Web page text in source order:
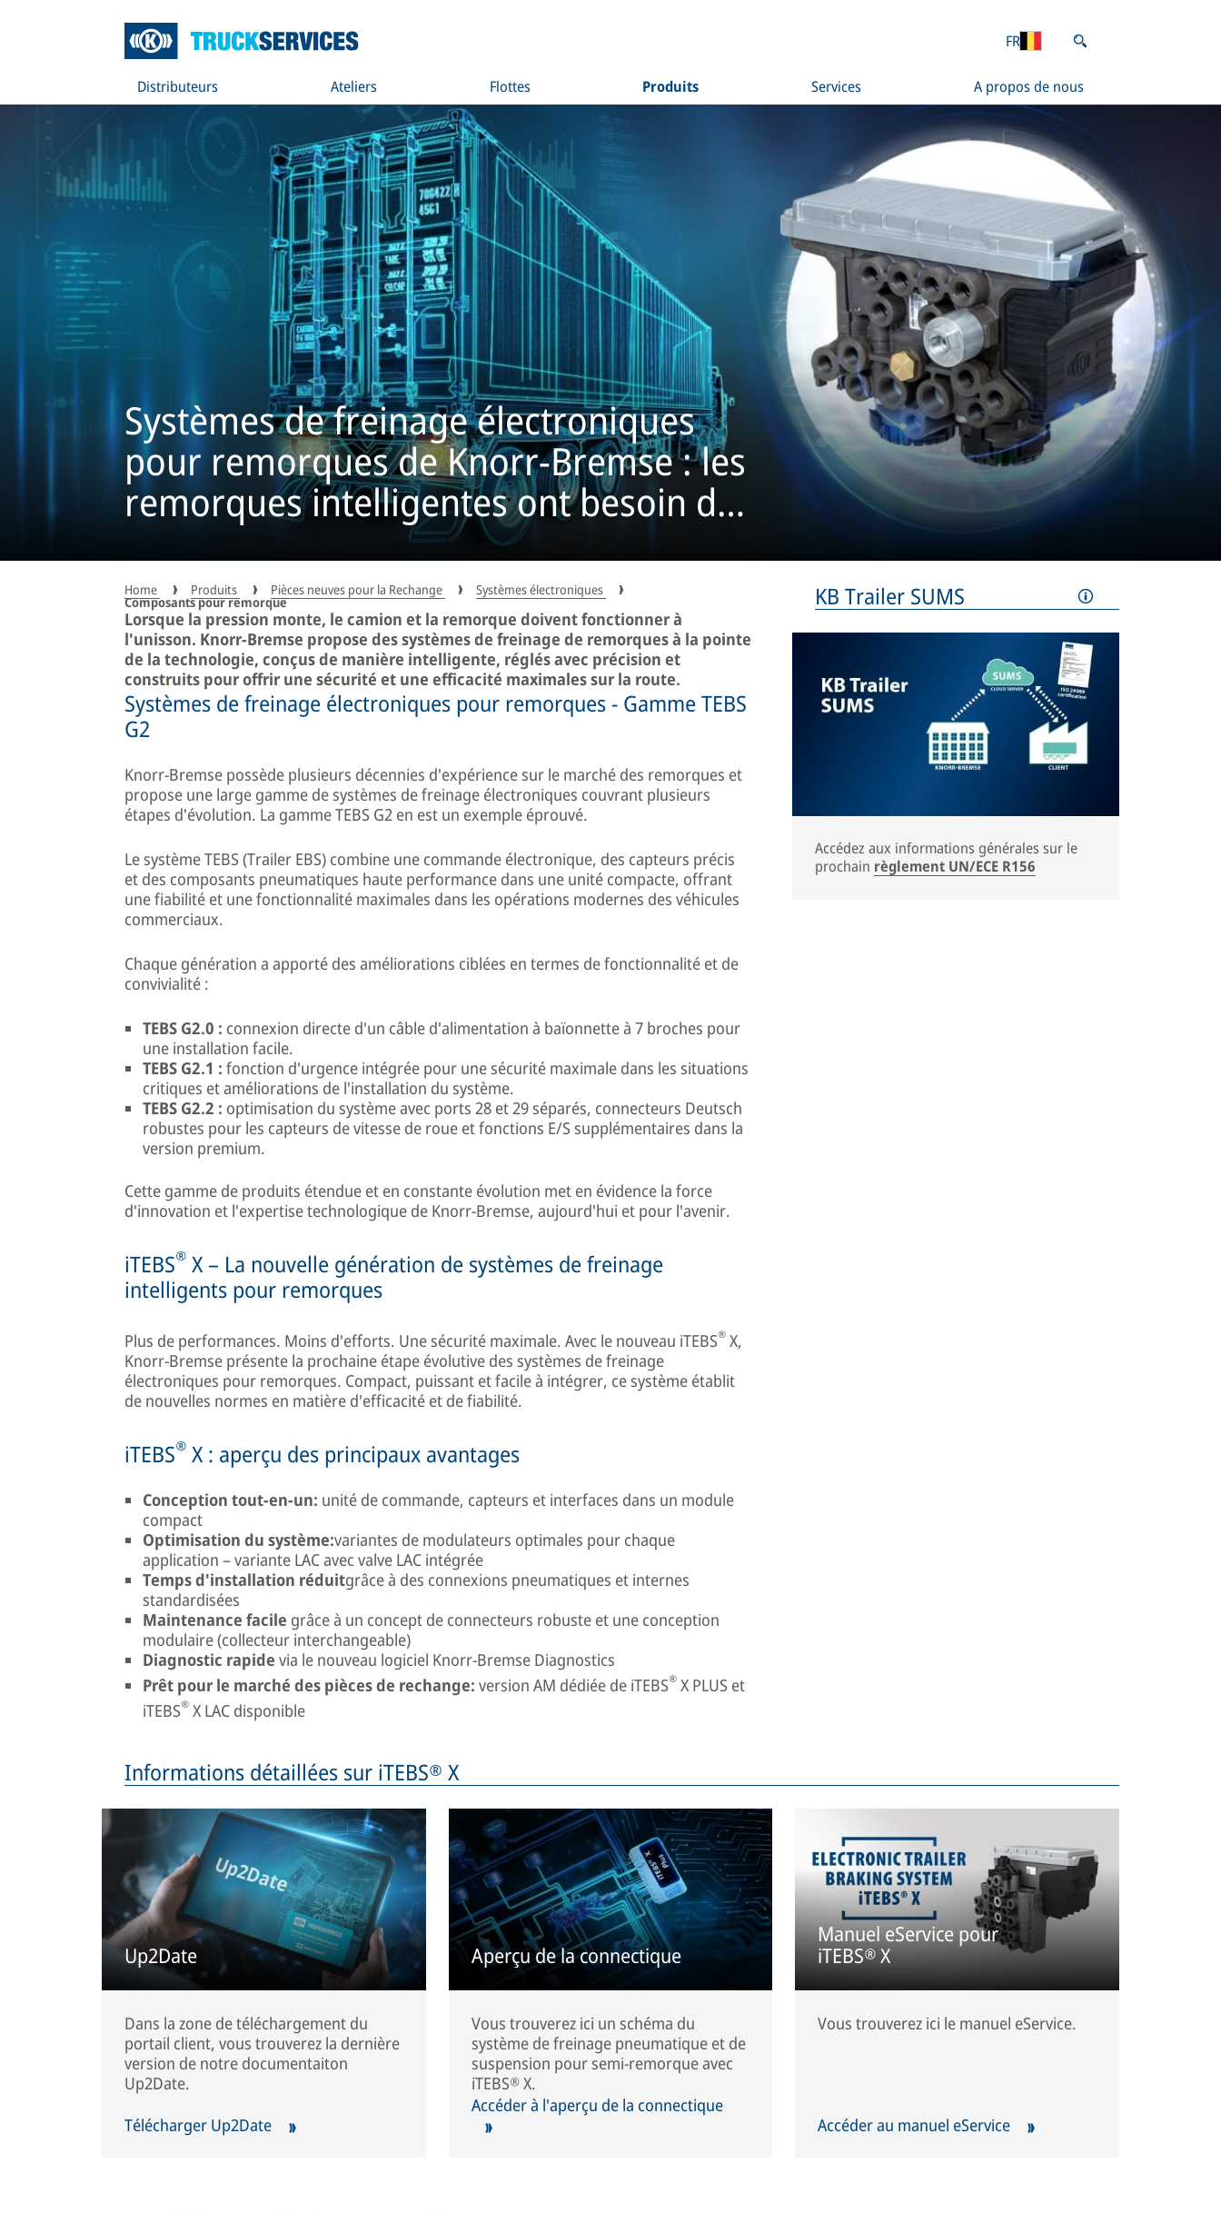
Distributeurs Ateliers Flottes Produits Services A propos de nous
FR
Systèmes de freinage électroniques
pour remorques de Knorr-Bremse : les
remorques intelligentes ont besoin de
systèmes intelligents
Home Produits Pièces neuves pour la Rechange Systèmes électroniques
Composants pour remorque
Lorsque la pression monte, le camion et la remorque doivent fonctionner à
l'unisson. Knorr-Bremse propose des systèmes de freinage de remorques à la pointe
de la technologie, conçus de manière intelligente, réglés avec précision et
construits pour offrir une sécurité et une efficacité maximales sur la route.
Systèmes de freinage électroniques pour remorques - Gamme TEBS
G2
Knorr-Bremse possède plusieurs décennies d'expérience sur le marché des remorques et
propose une large gamme de systèmes de freinage électroniques couvrant plusieurs
étapes d'évolution. La gamme TEBS G2 en est un exemple éprouvé.
Le système TEBS (Trailer EBS) combine une commande électronique, des capteurs précis
et des composants pneumatiques haute performance dans une unité compacte, offrant
une fiabilité et une fonctionnalité maximales dans les opérations modernes des véhicules
commerciaux.
Chaque génération a apporté des améliorations ciblées en termes de fonctionnalité et de
convivialité :
TEBS G2.0 : connexion directe d'un câble d'alimentation à baïonnette à 7 broches pour
une installation facile.
TEBS G2.1 : fonction d'urgence intégrée pour une sécurité maximale dans les situations
critiques et améliorations de l'installation du système.
TEBS G2.2 : optimisation du système avec ports 28 et 29 séparés, connecteurs Deutsch
robustes pour les capteurs de vitesse de roue et fonctions E/S supplémentaires dans la
version premium.
Cette gamme de produits étendue et en constante évolution met en évidence la force
d'innovation et l'expertise technologique de Knorr-Bremse, aujourd'hui et pour l'avenir.
iTEBS® X – La nouvelle génération de systèmes de freinage
intelligents pour remorques
Plus de performances. Moins d'efforts. Une sécurité maximale. Avec le nouveau iTEBS® X,
Knorr-Bremse présente la prochaine étape évolutive des systèmes de freinage
électroniques pour remorques. Compact, puissant et facile à intégrer, ce système établit
de nouvelles normes en matière d'efficacité et de fiabilité.
KB Trailer SUMS
Accédez aux informations générales sur le
prochain règlement UN/ECE R156
iTEBS® X : aperçu des principaux avantages
Conception tout-en-un: unité de commande, capteurs et interfaces dans un module
compact
Optimisation du système:variantes de modulateurs optimales pour chaque
application – variante LAC avec valve LAC intégrée
Temps d'installation réduitgrâce à des connexions pneumatiques et internes
standardisées
Maintenance facile grâce à un concept de connecteurs robuste et une conception
modulaire (collecteur interchangeable)
Diagnostic rapide via le nouveau logiciel Knorr-Bremse Diagnostics
Prêt pour le marché des pièces de rechange: version AM dédiée de iTEBS® X PLUS et
iTEBS® X LAC disponible
Informations détaillées sur iTEBS® X
Up2Date
Dans la zone de téléchargement du
portail client, vous trouverez la dernière
version de notre documentaiton
Up2Date.
Télécharger Up2Date
Aperçu de la connectique
Vous trouverez ici un schéma du
système de freinage pneumatique et de
suspension pour semi-remorque avec
iTEBS® X.
Accéder à l'aperçu de la connectique
Manuel eService pour
iTEBS® X
Vous trouverez ici le manuel eService.
Accéder au manuel eService